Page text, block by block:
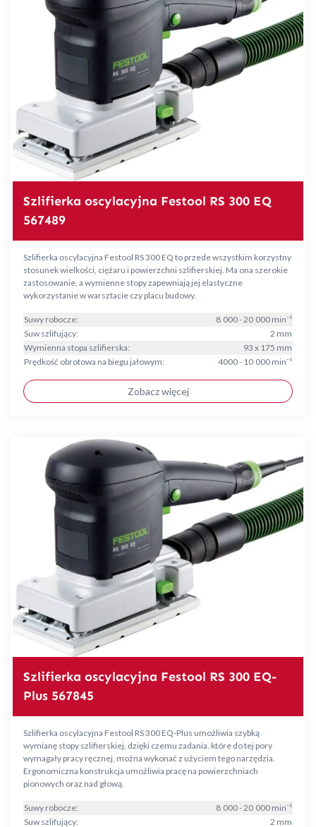
Szlifierka oscylacyjna Festool RS 300 EQ
567489
Szlifierka oscylacyjna Festool RS 300 EQ to przede wszystkim korzystny
stosunek wielkości, ciężaru i powierzchni szlifierskiej. Ma ona szerokie
zastosowanie, a wymienne stopy zapewniają jej elastyczne
wykorzystanie w warsztacie czy placu budowy.
Suwy robocze:
8 000 - 20 000 min⁻¹
Suw szlifujący:
2 mm
Wymienna stopa szlifierska:
93 x 175 mm
Prędkość obrotowa na biegu jałowym:
4000 - 10 000 min⁻¹
Zobacz więcej
Szlifierka oscylacyjna Festool RS 300 EQ-
Plus 567845
Szlifierka oscylacyjna Festool RS 300 EQ-Plus umożliwia szybką
wymianę stopy szlifierskiej, dzięki czemu zadania, które do tej pory
wymagały pracy ręcznej, można wykonać z użyciem tego narzędzia.
Ergonomiczna konstrukcja umożliwia pracę na powierzchniach
pionowych oraz nad głową.
Suwy robocze:
8 000 - 20 000 min⁻¹
Suw szlifujący:
2 mm